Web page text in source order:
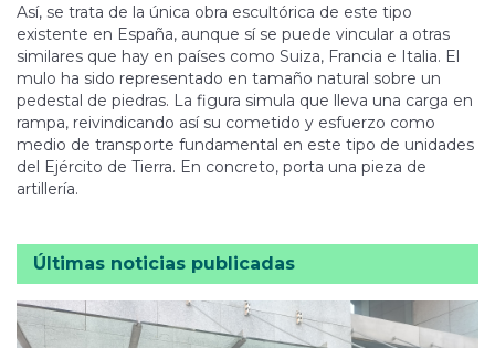
Así, se trata de la única obra escultórica de este tipo
existente en España, aunque sí se puede vincular a otras
similares que hay en países como Suiza, Francia e Italia. El
mulo ha sido representado en tamaño natural sobre un
pedestal de piedras. La figura simula que lleva una carga en
rampa, reivindicando así su cometido y esfuerzo como
medio de transporte fundamental en este tipo de unidades
del Ejército de Tierra. En concreto, porta una pieza de
artillería.
Últimas noticias publicadas